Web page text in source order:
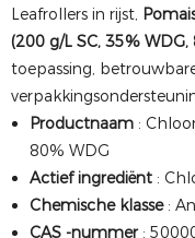
Leafrollers in rijst,
(200 g/L SC, 35%
toepassing,
Productnaam :
80% WDG
Actief ingrediënt :
Chemische klasse :
CAS -nummer :